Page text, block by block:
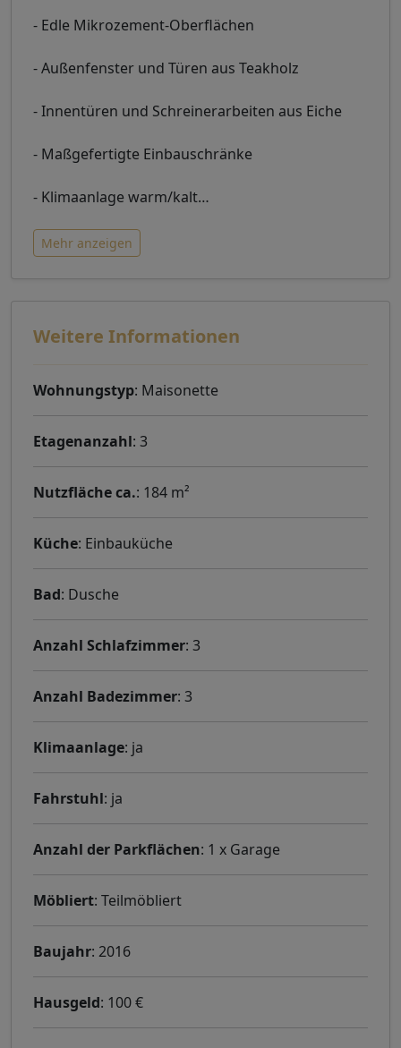
- Edle Mikrozement-Oberflächen
- Außenfenster und Türen aus Teakholz
- Innentüren und Schreinerarbeiten aus Eiche
- Maßgefertigte Einbauschränke
- Klimaanlage warm/kalt…
Mehr anzeigen
Weitere Informationen
Wohnungstyp: Maisonette
Etagenanzahl: 3
Nutzfläche ca.: 184 m²
Küche: Einbauküche
Bad: Dusche
Anzahl Schlafzimmer: 3
Anzahl Badezimmer: 3
Klimaanlage: ja
Fahrstuhl: ja
Anzahl der Parkflächen: 1 x Garage
Möbliert: Teilmöbliert
Baujahr: 2016
Hausgeld: 100 €